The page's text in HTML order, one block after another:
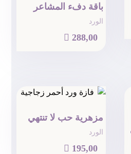
باقة دفء المشاعر
الورد
 288,00
مزهرية حب لا تنتهي
الورد
 195,00